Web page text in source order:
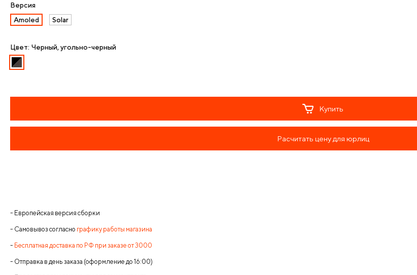
Версия
Amoled
Solar
Цвет: Черный, угольно-черный
Купить
Расчитать цену для юрлиц
- Европейская версия сборки
- Самовывоз согласно графику работы магазина
- Бесплатная доставка по РФ при заказе от 3000
- Отправка в день заказа (оформление до 16:00)